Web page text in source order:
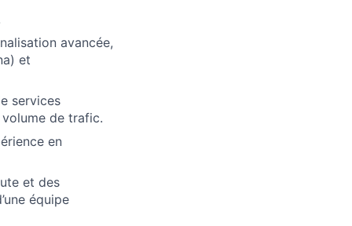
avancée,
et
services
de trafic.
en
et des
équipe